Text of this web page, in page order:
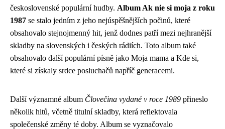
československé populární hudby. Album Ak nie si moja z roku
1987 se stalo jedním z jeho nejúspěšnějších počinů, které
obsahovalo stejnojmenný hit, jenž dodnes patří mezi nejhranější
skladby na slovenských i českých rádiích. Toto album také
obsahovalo další populární písně jako Moja mama a Kde si,
které si získaly srdce posluchačů napříč generacemi.
Další významné album Človečina vydané v roce 1989 přineslo
několik hitů, včetně titulní skladby, která reflektovala
společenské změny té doby. Album se vyznačovalo